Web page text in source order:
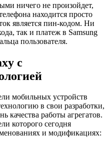
ничего не произойдет,
находится просто
является пин-кодом. Ни
так и платеж в Samsung
пользователя.
с
мобильных устройств
в свои разработки,
качества работы агрегатов.
которого сегодня
и модификациях: